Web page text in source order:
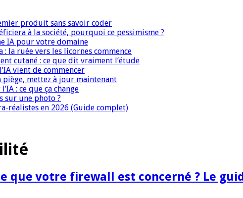
produit sans savoir coder
à la société, pourquoi ce pessimisme ?
IA pour votre domaine
la ruée vers les licornes commence
cutané : ce que dit vraiment l’étude
vient de commencer
mettez à jour maintenant
: ce que ça change
sur une photo ?
réalistes en 2026 (Guide complet)
que votre firewall est concerné ? Le